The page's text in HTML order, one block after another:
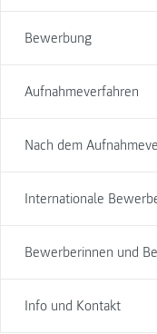
Bewerbung
Aufnahmeverfahren
Nach dem
Internationale
Bewerberinnen und
Info und Kontakt